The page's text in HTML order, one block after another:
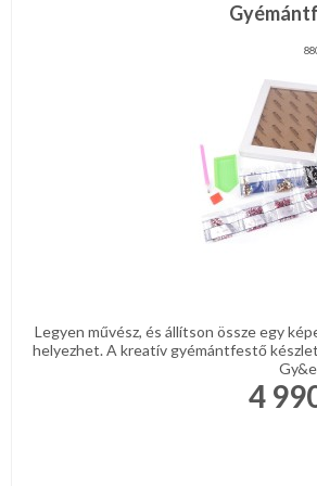
Legyen művész, és állítson össze egy
helyezhet. A kreatív gyémántfestő
4